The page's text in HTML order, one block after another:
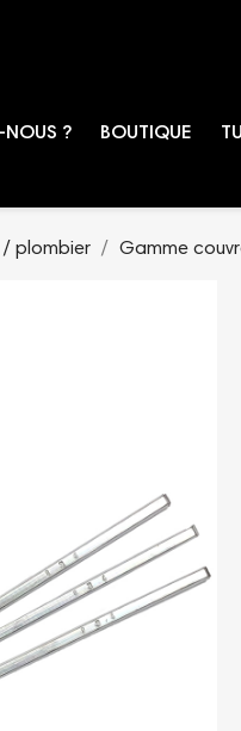
NOUS ? BOUTIQUE
/ plombier Gamme